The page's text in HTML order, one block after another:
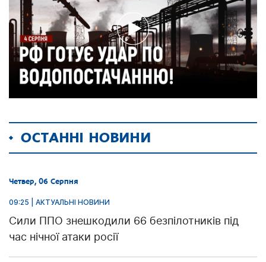
ОСТАННІ НОВИНИ
Четвер, 06 Серпня
09:25 | АКТУАЛЬНІ НОВИНИ
Сили ППО знешкодили 66 безпілотників під
час нічної атаки росії